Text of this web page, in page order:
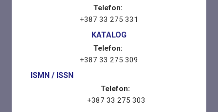
Telefon:
+387 33 275 331
KATALOG
Telefon:
+387 33 275 309
ISMN / ISSN
Telefon:
+387 33 275 303